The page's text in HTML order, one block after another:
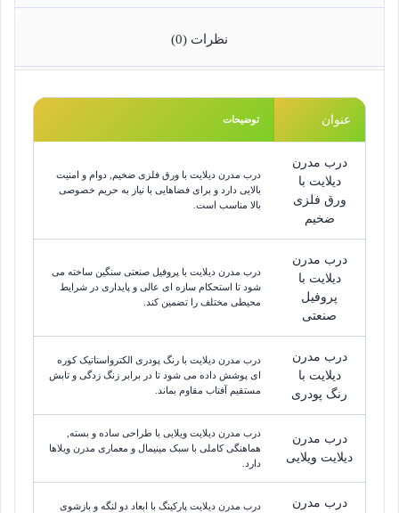
نظرات (0)
عنوان توضیحات
درب مدرن
دیلایت با
ورق فلزی
ضخیم
درب مدرن دیلایت با ورق فلزی ضخیم, دوام و امنیت
بالایی دارد و برای فضاهایی با نیاز به حریم خصوصی
بالا مناسب است.
درب مدرن
دیلایت با
پروفیل
صنعتی
درب مدرن دیلایت با پروفیل صنعتی سنگین ساخته می
شود تا استحکام سازه ای عالی و پایداری در شرایط
محیطی مختلف را تضمین کند.
درب مدرن
دیلایت با
رنگ پودری
درب مدرن دیلایت با رنگ پودری الکترواستاتیک کوره
ای پوشش داده می شود تا در برابر زنگ زدگی و تابش
مستقیم آفتاب مقاوم بماند.
درب مدرن
دیلایت ویلایی
درب مدرن دیلایت ویلایی با طراحی ساده و بسته,
هماهنگی کاملی با سبک مینیمال و معماری مدرن ویلاها
دارد.
درب مدرن
درب مدرن دیلایت پارکینگ با ابعاد دو لنگه و بازشوی